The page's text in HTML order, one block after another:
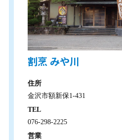
割烹 みや川
住所
金沢市額新保1-431
TEL
076-298-2225
営業